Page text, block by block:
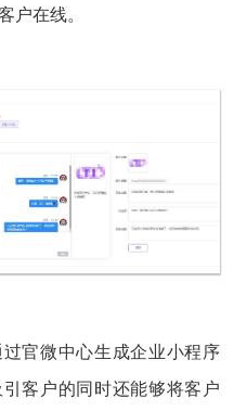
户在线。
官微中心生成企业小程序
客户的同时还能够将客户